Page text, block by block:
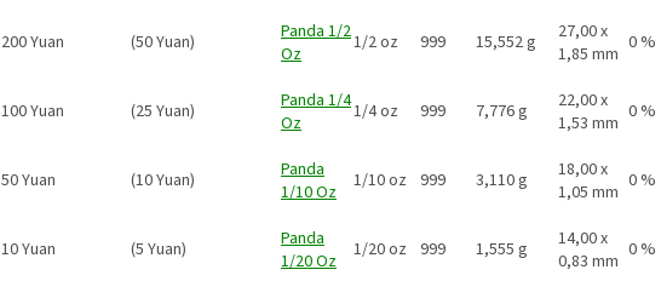
200 Yuan (50 Yuan)
Panda 1/2
Oz
1/2 oz 999 15,552 g
27,00 x
1,85 mm 0 %
100 Yuan (25 Yuan)
Panda 1/4
Oz
1/4 oz 999 7,776 g
22,00 x
1,53 mm 0 %
50 Yuan (10 Yuan)
Panda
1/10 Oz
1/10 oz 999 3,110 g
18,00 x
1,05 mm 0 %
10 Yuan (5 Yuan)
Panda
1/20 Oz
1/20 oz 999 1,555 g
14,00 x
0,83 mm 0 %